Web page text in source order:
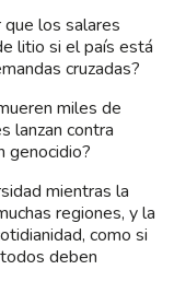
que los salares
litio si el país está
cruzadas?
miles de
lanzan contra
genocidio?
mientras la
regiones, y la
como si
deben